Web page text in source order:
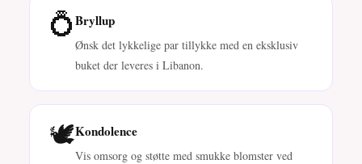
💍Bryllup
Ønsk det lykkelige par tillykke med en eksklusiv
buket der leveres i Libanon.
🕊️Kondolence
Vis omsorg og støtte med smukke blomster ved